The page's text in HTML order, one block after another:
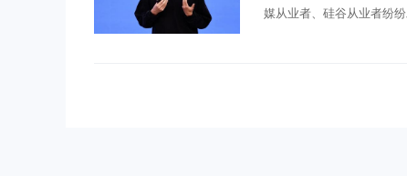
媒从业者、硅谷从业者纷